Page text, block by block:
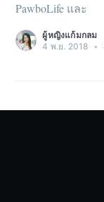
PawboLife และ
ผู้หญิงแก้มกลม
4 พ.ย. 2018 •